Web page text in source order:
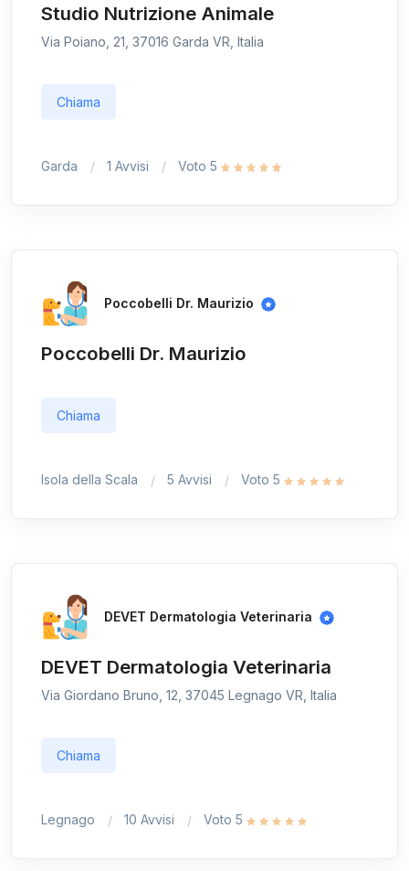
Studio Nutrizione Animale
Via Poiano, 21, 37016 Garda VR, Italia
Chiama
Garda 1 Avvisi Voto 5
Poccobelli Dr. Maurizio
Poccobelli Dr. Maurizio
Chiama
Isola della Scala 5 Avvisi Voto 5
DEVET Dermatologia Veterinaria
DEVET Dermatologia Veterinaria
Via Giordano Bruno, 12, 37045 Legnago VR, Italia
Chiama
Legnago 10 Avvisi Voto 5